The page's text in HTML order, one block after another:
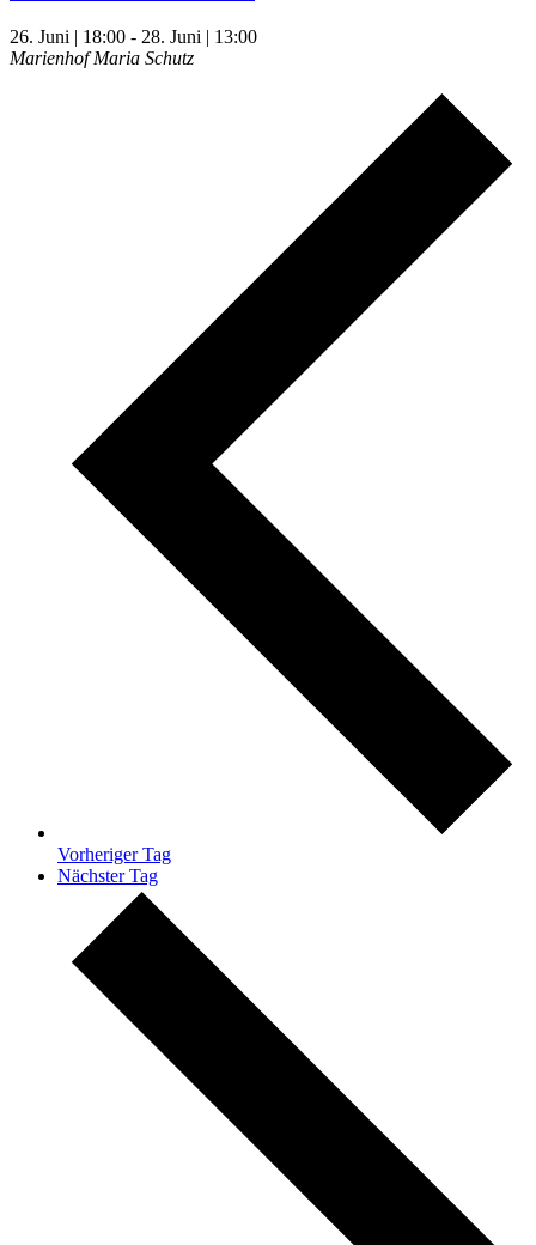
26. Juni | 18:00 - 28. Juni | 13:00
Marienhof Maria Schutz
Vorheriger Tag
Nächster Tag